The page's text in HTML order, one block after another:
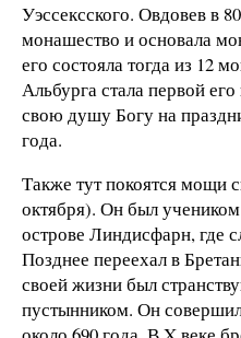
Уэссексского. Овдовев в
монашество и основала
его состояла тогда из 12
Альбурга стала первой
свою душу Богу на
года.
Также тут покоятся мощи
октября). Он был учеником
острове Линдисфарн, где
Позднее переехал в
своей жизни был
пустынником. Он